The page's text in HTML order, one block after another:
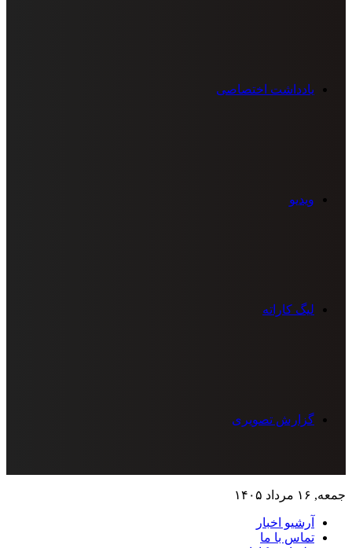
یادداشت اختصاصی
ویدیو
لیگ کاراته
گزارش تصویری
جمعه, ۱۶ مرداد ۱۴۰۵
آرشیو اخبار
تماس‌ با‌ ما